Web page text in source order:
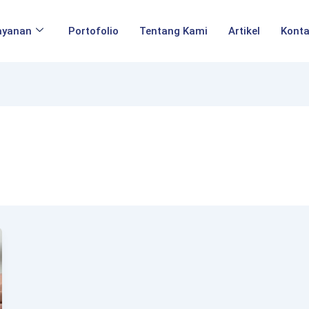
Portofolio Tentang Kami Artikel